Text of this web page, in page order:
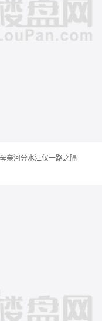
亲河分水江仅一路之隔